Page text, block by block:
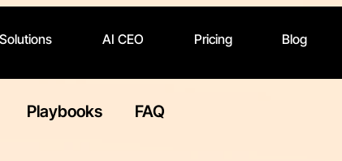
AI CEO Pricing Blog
Playbooks FAQ